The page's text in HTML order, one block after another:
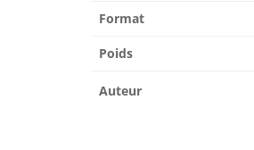
Format
Poids
Auteur